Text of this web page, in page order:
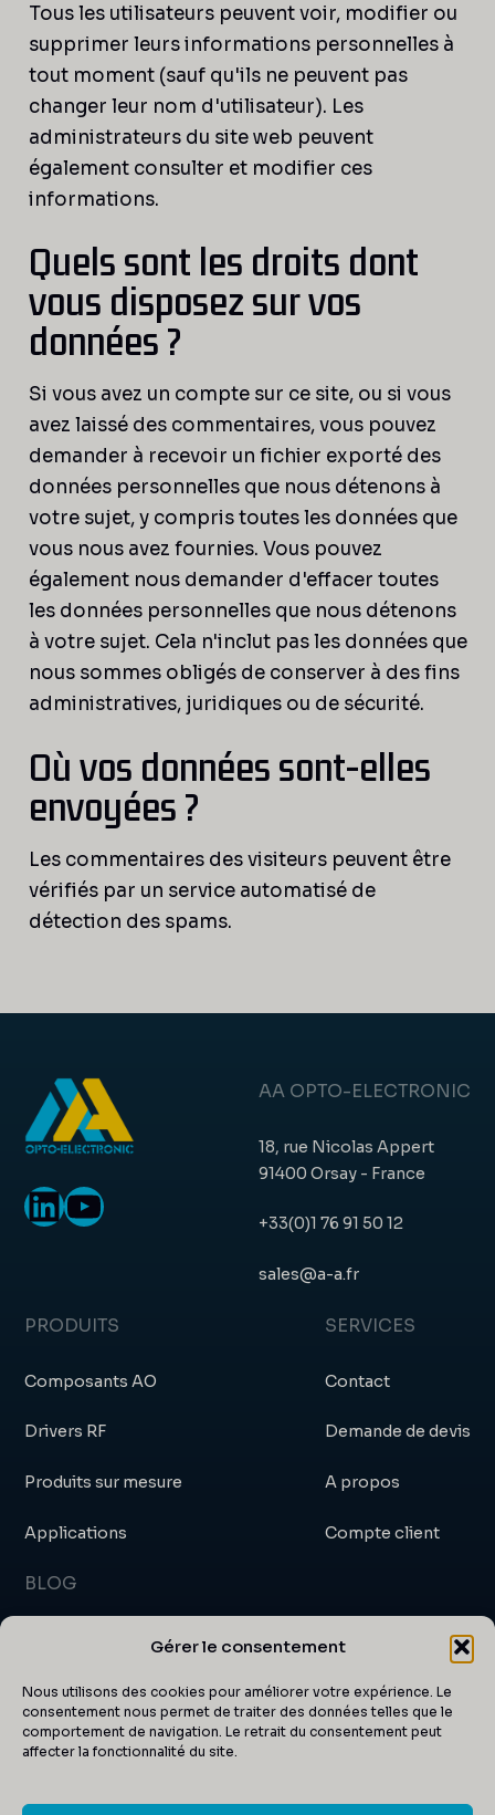
Gérer le consentement
Nous utilisons des cookies pour améliorer votre expérience. Le
consentement nous permet de traiter des données telles que le
comportement de navigation. Le retrait du consentement peut
affecter la fonctionnalité du site.
Tous les utilisateurs peuvent voir, modifier ou
supprimer leurs informations personnelles à
tout moment (sauf qu'ils ne peuvent pas
changer leur nom d'utilisateur). Les
administrateurs du site web peuvent
également consulter et modifier ces
informations.
Quels sont les droits dont
vous disposez sur vos
données ?
Si vous avez un compte sur ce site, ou si vous
avez laissé des commentaires, vous pouvez
demander à recevoir un fichier exporté des
données personnelles que nous détenons à
votre sujet, y compris toutes les données que
vous nous avez fournies. Vous pouvez
également nous demander d'effacer toutes
les données personnelles que nous détenons
à votre sujet. Cela n'inclut pas les données que
nous sommes obligés de conserver à des fins
administratives, juridiques ou de sécurité.
Où vos données sont-elles
envoyées ?
Les commentaires des visiteurs peuvent être
vérifiés par un service automatisé de
détection des spams.
LinkedIn
YouTube
AA OPTO-ELECTRONIC
18, rue Nicolas Appert
91400 Orsay - France
+33(0)1 76 91 50 12
sales@a-a.fr
PRODUITS
Composants AO
Drivers RF
Produits sur mesure
Applications
SERVICES
Contact
Demande de devis
A propos
Compte client
BLOG
Actualités et événements
Certificats